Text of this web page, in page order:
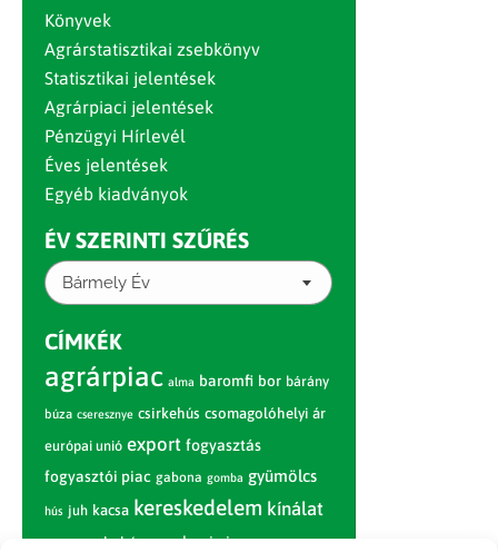
Könyvek
Agrárstatisztikai zsebkönyv
Statisztikai jelentések
Agrárpiaci jelentések
Pénzügyi Hírlevél
Éves jelentések
Egyéb kiadványok
ÉV SZERINTI SZŰRÉS
Bármely Év
CÍMKÉK
agrárpiac alma baromfi bor bárány
búza cseresznye csirkehús csomagolóhelyi ár
európai unió export fogyasztás
fogyasztói piac gabona gomba gyümölcs
hús juh kacsa kereskedelem kínálat
körte marhahús nagybani piac narancs